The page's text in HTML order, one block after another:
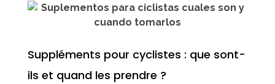
Suppléments pour cyclistes : que sont-
ils et quand les prendre ?